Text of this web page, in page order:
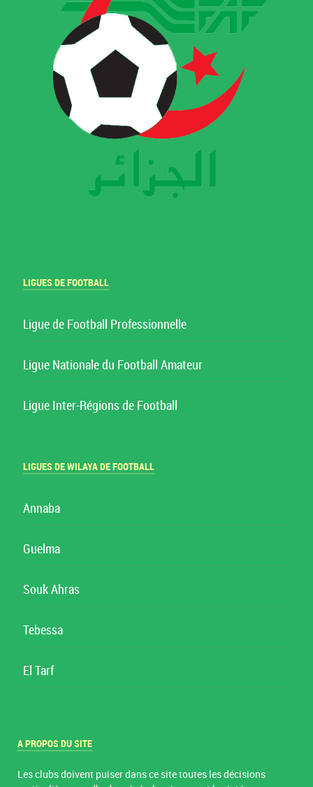
LIGUES DE FOOTBALL
Ligue de Football Professionnelle
Ligue Nationale du Football Amateur
Ligue Inter-Régions de Football
LIGUES DE WILAYA DE FOOTBALL
Annaba
Guelma
Souk Ahras
Tebessa
El Tarf
A PROPOS DU SITE
Les clubs doivent puiser dans ce site toutes les décisions